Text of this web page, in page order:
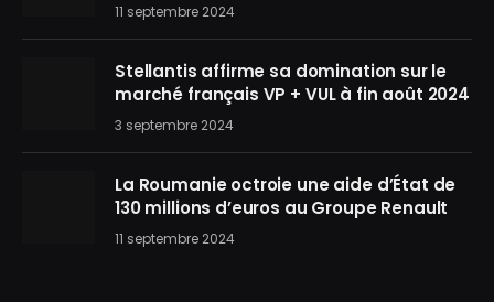
11 septembre 2024
Stellantis affirme sa domination sur le
marché français VP + VUL à fin août 2024
3 septembre 2024
La Roumanie octroie une aide d’État de
130 millions d’euros au Groupe Renault
11 septembre 2024